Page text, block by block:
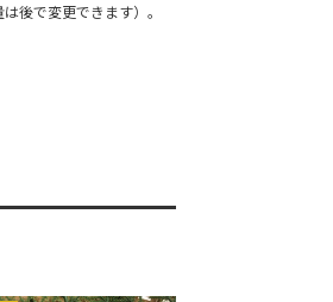
後で変更できます）。